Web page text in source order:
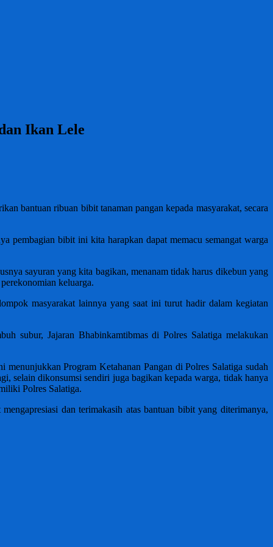
Ikan Lele
bantuan ribuan bibit tanaman pangan kepada masyarakat, secara
pembagian bibit ini kita harapkan dapat memacu semangat warga
sayuran yang kita bagikan, menanam tidak harus dikebun yang
keluarga.
masyarakat lainnya yang saat ini turut hadir dalam kegiatan
subur, Jajaran Bhabinkamtibmas di Polres Salatiga melakukan
Program Ketahanan Pangan di Polres Salatiga sudah
selain dikonsumsi sendiri juga bagikan kepada warga, tidak hanya
Polres Salatiga.
dan terimakasih atas bantuan bibit yang diterimanya,